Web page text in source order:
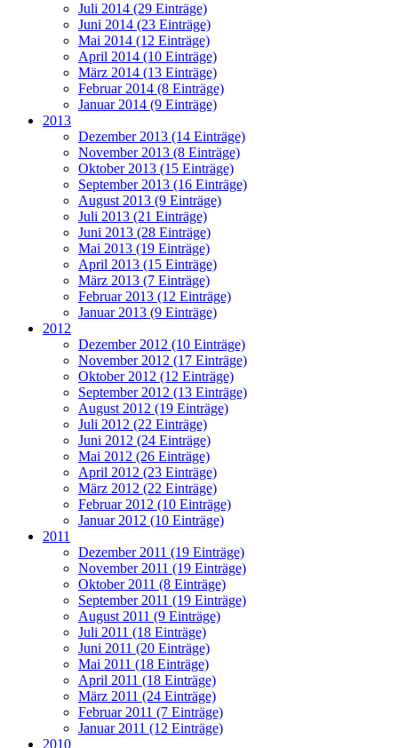
Juli 2014 (29 Einträge)
Juni 2014 (23 Einträge)
Mai 2014 (12 Einträge)
April 2014 (10 Einträge)
März 2014 (13 Einträge)
Februar 2014 (8 Einträge)
Januar 2014 (9 Einträge)
2013
Dezember 2013 (14 Einträge)
November 2013 (8 Einträge)
Oktober 2013 (15 Einträge)
September 2013 (16 Einträge)
August 2013 (9 Einträge)
Juli 2013 (21 Einträge)
Juni 2013 (28 Einträge)
Mai 2013 (19 Einträge)
April 2013 (15 Einträge)
März 2013 (7 Einträge)
Februar 2013 (12 Einträge)
Januar 2013 (9 Einträge)
2012
Dezember 2012 (10 Einträge)
November 2012 (17 Einträge)
Oktober 2012 (12 Einträge)
September 2012 (13 Einträge)
August 2012 (19 Einträge)
Juli 2012 (22 Einträge)
Juni 2012 (24 Einträge)
Mai 2012 (26 Einträge)
April 2012 (23 Einträge)
März 2012 (22 Einträge)
Februar 2012 (10 Einträge)
Januar 2012 (10 Einträge)
2011
Dezember 2011 (19 Einträge)
November 2011 (19 Einträge)
Oktober 2011 (8 Einträge)
September 2011 (19 Einträge)
August 2011 (9 Einträge)
Juli 2011 (18 Einträge)
Juni 2011 (20 Einträge)
Mai 2011 (18 Einträge)
April 2011 (18 Einträge)
März 2011 (24 Einträge)
Februar 2011 (7 Einträge)
Januar 2011 (12 Einträge)
2010